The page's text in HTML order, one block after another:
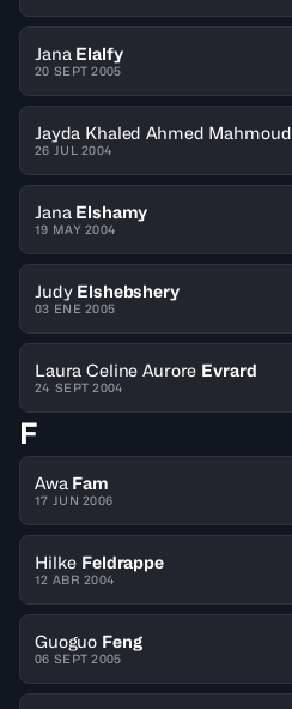
Jana Elalfy
20 SEPT 2005
Jayda Khaled Ahmed Mahmoud
26 JUL 2004
Jana Elshamy
19 MAY 2004
Judy Elshebshery
03 ENE 2005
Laura Celine Aurore Evrard
24 SEPT 2004
F
Awa Fam
17 JUN 2006
Hilke Feldrappe
12 ABR 2004
Guoguo Feng
06 SEPT 2005